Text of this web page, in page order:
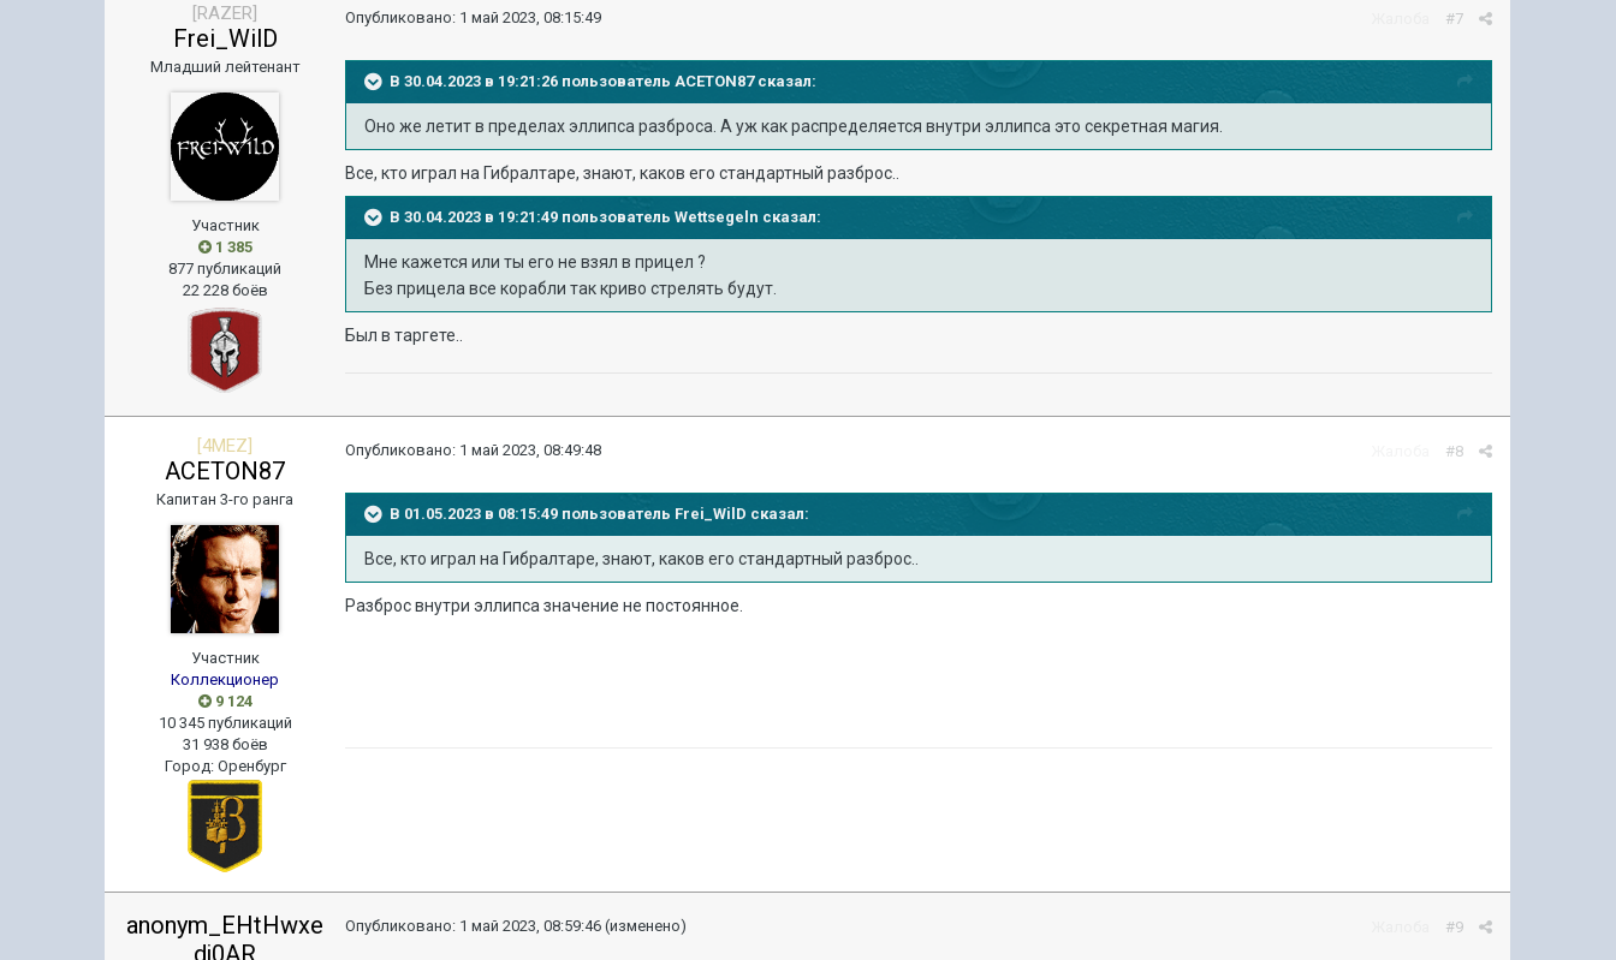
[RAZER]
Frei_WilD
Младший лейтенант
Участник
1 385
877 публикаций
22 228 боёв
#7
Опубликовано: 1 май 2023, 08:15:49
В 30.04.2023 в 19:21:26 пользователь ACETON87сказал:
Оно же летит в пределах эллипса разброса. А уж как распределяется внутри эллипса это секретная магия.
Все, кто играл на Гибралтаре, знают, каков его стандартный разброс..
В 30.04.2023 в 19:21:49 пользовательWettsegeln сказал:
Мне кажется или ты его не взял в прицел ?
Без прицела все корабли так криво стрелять будут.
Был в таргете..
[4MEZ]
ACETON87
Капитан 3-го ранга
Участник
Коллекционер
9 124
10 345 публикаций
31 938 боёв
Город: Оренбург
#8
Опубликовано: 1 май 2023, 08:49:48
В 01.05.2023 в 08:15:49 пользователь Frei_WilD сказал:
Все, кто играл на Гибралтаре, знают, каков его стандартный разброс..
Разброс внутри эллипса значение не постоянное.
anonym_EHtHwxe
dj0AR
#9
Опубликовано: 1 май 2023, 08:59:46 (изменено)